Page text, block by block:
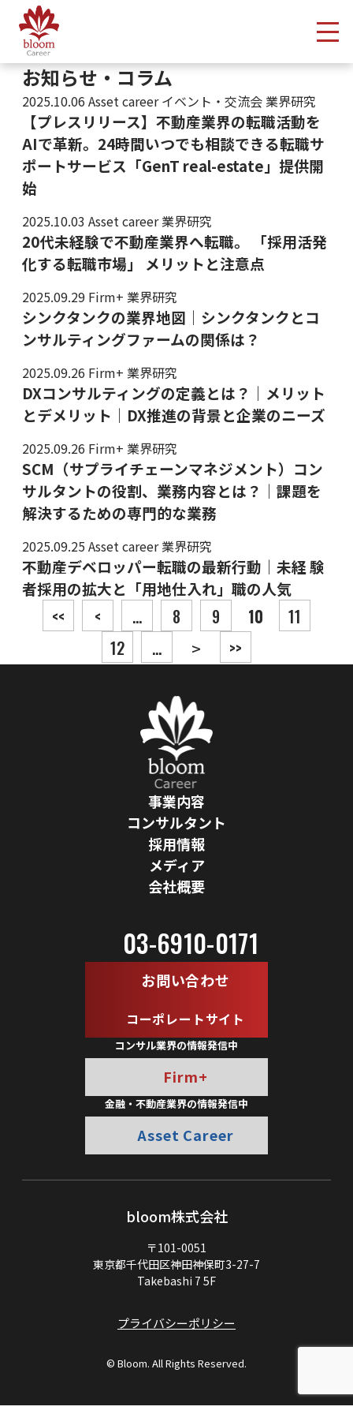
メ
お知らせ・コラム
2025.10.06Asset career イベント・交流会 業界研究
【プレスリリース】不動産業界の転職活動を
AIで革新。24時間いつでも相談できる転職サ
ポートサービス「GenT real-estate」提供開
始
2025.10.03Asset career 業界研究
20代未経験で不動産業界へ転職。 「採用活発
化する転職市場」 メリットと注意点
2025.09.29 Firm+ 業界研究
シンクタンクの業界地図｜シンクタンクとコ
ンサルティングファームの関係は？
2025.09.26 Firm+ 業界研究
DXコンサルティングの定義とは？｜メリット
とデメリット｜DX推進の背景と企業のニーズ
2025.09.26 Firm+ 業界研究
SCM（サプライチェーンマネジメント）コン
サルタントの役割、業務内容とは？｜課題を
解決するための専門的な業務
2025.09.25Asset career 業界研究
不動産デベロッパー転職の最新行動｜未経 験
者採用の拡大と「用地仕入れ」職の人気
投稿ナビゲーション
<< < ... 8 9 10
11
12
... > >>
事業内容
コンサルタント
採用情報
メディア
会社概要
bloom株式会社
〒101-0051
東京都千代田区神田神保町3-27-7
Takebashi 7 5F
プライバシーポリシー
© Bloom. All Rights Reserved.
03-6910-0171
お問い合わせ
コーポレートサイト
コンサル業界の情報発信中
Firm+
金融・不動産業界の情報発信中
Asset Career